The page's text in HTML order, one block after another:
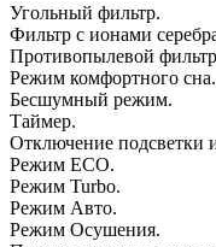
Угольный фильтр.
Фильтр с ионами
Противопылевой
Режим комфортного сна.
Бесшумный режим.
Таймер.
Отключение подсветки
Режим ECO.
Режим Turbo.
Режим Авто.
Режим Осушения.